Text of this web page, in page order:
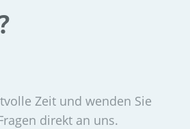
Zeit und wenden Sie
direkt an uns.